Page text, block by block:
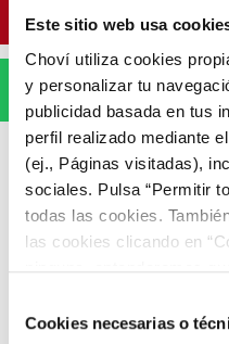
Este sitio web usa
Choví utiliza cookies
y personalizar tu
publicidad basada en tus
perfil realizado mediante
(ej., Páginas visitadas),
sociales. Pulsa “Permitir
todas las cookies.
las cookies clicando en
COOKIES.
deCookies necesarias o
WhatsApp
ARTÍCULOS